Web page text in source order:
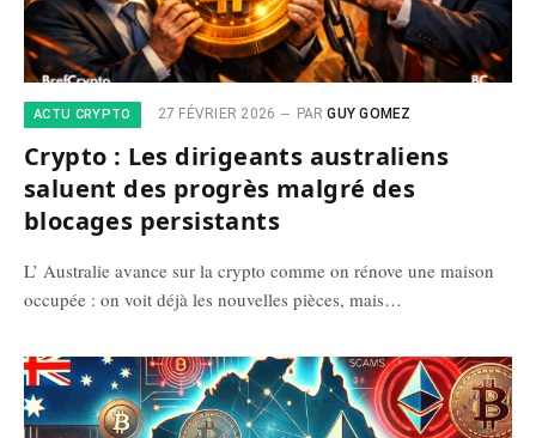
ACTU CRYPTO 27 FÉVRIER 2026 PAR GUY GOMEZ
Crypto : Les dirigeants australiens
saluent des progrès malgré des
blocages persistants
L’ Australie avance sur la crypto comme on rénove une maison
occupée : on voit déjà les nouvelles pièces, mais…